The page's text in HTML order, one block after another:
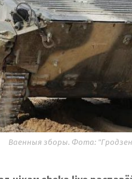
Ваенныя зборы. Фота: